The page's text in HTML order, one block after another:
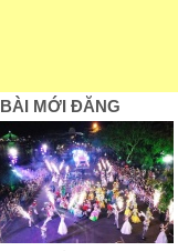
BÀI MỚI ĐĂNG